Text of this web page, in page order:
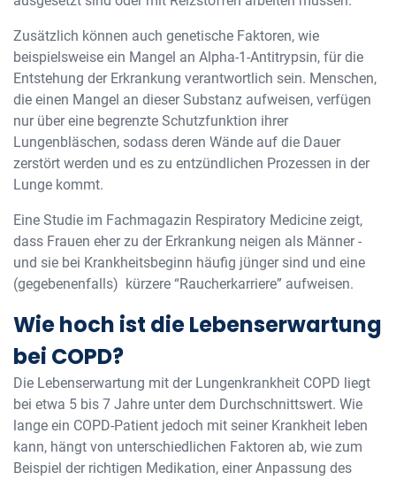
Zusätzlich können auch genetische Faktoren, wie
beispielsweise ein Mangel an Alpha-1-Antitrypsin, für die
Entstehung der Erkrankung verantwortlich sein. Menschen,
die einen Mangel an dieser Substanz aufweisen, verfügen
nur über eine begrenzte Schutzfunktion ihrer
Lungenbläschen, sodass deren Wände auf die Dauer
zerstört werden und es zu entzündlichen Prozessen in der
Lunge kommt.
Eine Studie im Fachmagazin Respiratory Medicine zeigt,
dass Frauen eher zu der Erkrankung neigen als Männer -
und sie bei Krankheitsbeginn häufig jünger sind und eine
(gegebenenfalls) kürzere “Raucherkarriere” aufweisen.
Wie hoch ist die Lebenserwartung
bei COPD?
Die Lebenserwartung mit der Lungenkrankheit COPD liegt
bei etwa 5 bis 7 Jahre unter dem Durchschnittswert. Wie
lange ein COPD-Patient jedoch mit seiner Krankheit leben
kann, hängt von unterschiedlichen Faktoren ab, wie zum
Beispiel der richtigen Medikation, einer Anpassung des